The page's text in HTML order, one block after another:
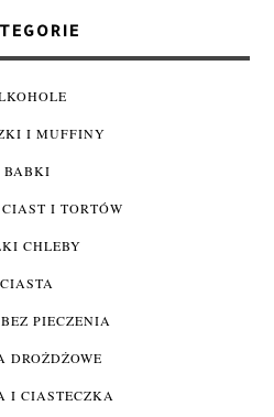
I MUFFINY
BABKI
I TORTÓW
CHLEBY
CIASTA
PIECZENIA
DROŻDŻOWE
I CIASTECZKA